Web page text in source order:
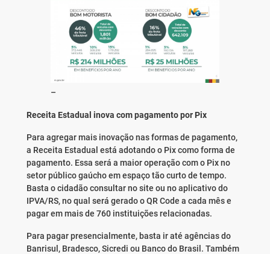
–
Receita Estadual inova com pagamento por Pix
Para agregar mais inovação nas formas de pagamento,
a Receita Estadual está adotando o Pix como forma de
pagamento. Essa será a maior operação com o Pix no
setor público gaúcho em espaço tão curto de tempo.
Basta o cidadão consultar no site ou no aplicativo do
IPVA/RS, no qual será gerado o QR Code a cada mês e
pagar em mais de 760 instituições relacionadas.
Para pagar presencialmente, basta ir até agências do
Banrisul, Bradesco, Sicredi ou Banco do Brasil. Também